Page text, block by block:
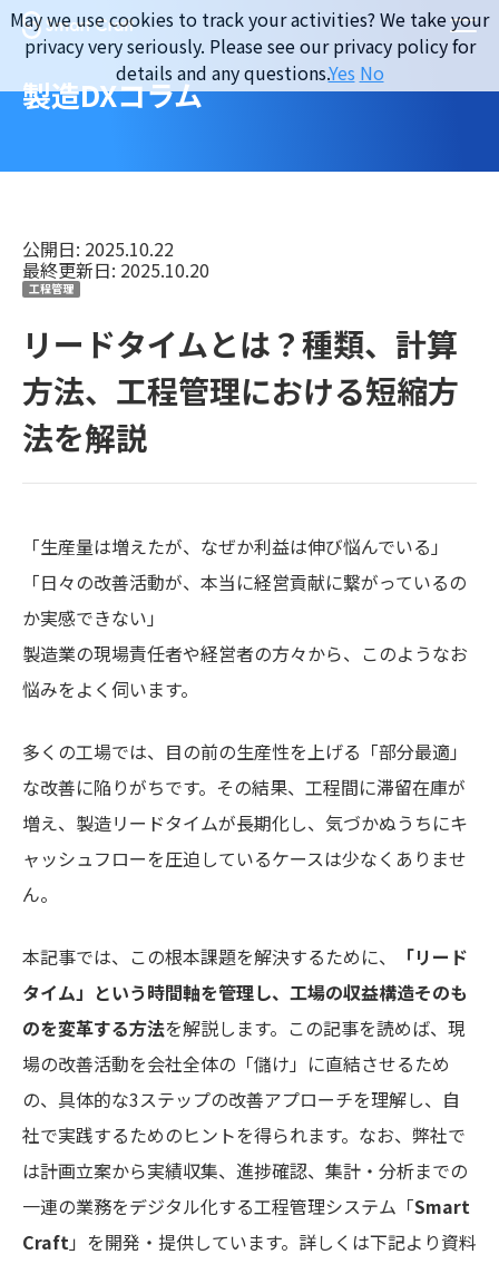
Skip
content
製造DXコラム
公開日: 2025.10.22
最終更新日: 2025.10.20
工程管理
リードタイムとは？種類、計算
方法、工程管理における短縮方
法を解説
「生産量は増えたが、なぜか利益は伸び悩んでいる」
「日々の改善活動が、本当に経営貢献に繋がっているの
か実感できない」
製造業の現場責任者や経営者の方々から、このようなお
悩みをよく伺います。
多くの工場では、目の前の生産性を上げる「部分最適」
な改善に陥りがちです。その結果、工程間に滞留在庫が
増え、製造リードタイムが長期化し、気づかぬうちにキ
ャッシュフローを圧迫しているケースは少なくありませ
ん。
本記事では、この根本課題を解決するために、
「リード
タイム」という時間軸を管理し、工場の収益構造そのも
のを変革する方法を解説します。この記事を読めば、現
場の改善活動を会社全体の「儲け」に直結させるため
の、具体的な3ステップの改善アプローチを理解し、自
社で実践するためのヒントを得られます。なお、弊社で
は計画立案から実績収集、進捗確認、集計・分析までの
一連の業務をデジタル化する工程管理システム「Smart
Craft」を開発・提供しています。詳しくは下記より資料
May we use cookies to track your activities? We take your
privacy very seriously. Please see our privacy policy for
details and any questions.Yes No